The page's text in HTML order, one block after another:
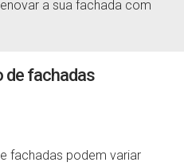
a sua fachada com
de fachadas
fachadas podem variar